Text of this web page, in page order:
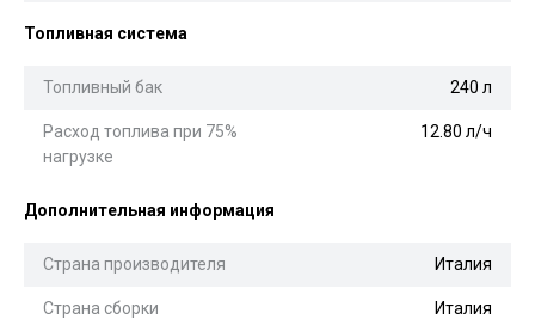
Топливная система
Топливный бак 240 л
Расход топлива при 75%
нагрузке
12.80 л/ч
Дополнительная информация
Страна производителя Италия
Страна сборки Италия